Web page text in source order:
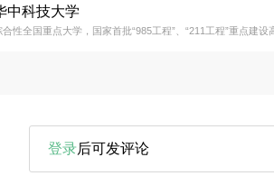
中科技大学
合性全国重点大学，国家首批“985工程”、“211工程”重点建设
登录后可发评论